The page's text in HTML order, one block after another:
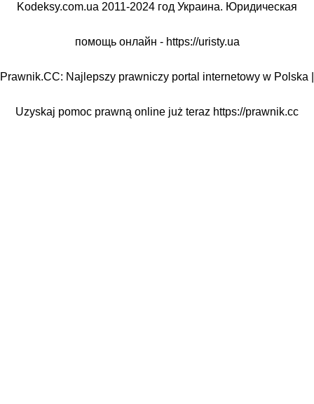
Kodeksy.com.ua 2011-2024 год Украина. Юридическая
помощь онлайн - https://uristy.ua
Prawnik.CC: Najlepszy prawniczy portal internetowy w Polska |
Uzyskaj pomoc prawną online już teraz https://prawnik.cc